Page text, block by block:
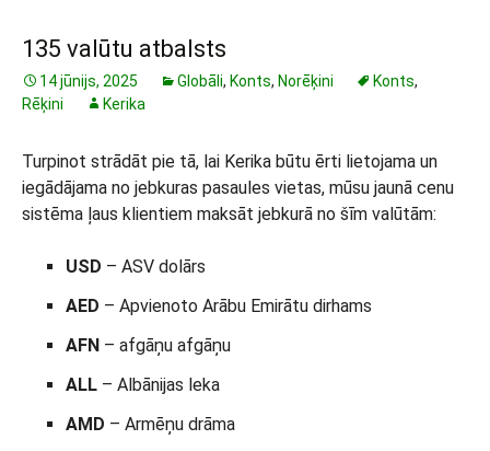
135 valūtu atbalsts
14 jūnijs, 2025 Globāli, Konts, Norēķini Konts,
Rēķini
Kerika
Turpinot strādāt pie tā, lai Kerika būtu ērti lietojama un
iegādājama no jebkuras pasaules vietas, mūsu jaunā cenu
sistēma ļaus klientiem maksāt jebkurā no šīm valūtām:
USD – ASV dolārs
AED – Apvienoto Arābu Emirātu dirhams
AFN – afgāņu afgāņu
ALL – Albānijas leka
AMD – Armēņu drāma